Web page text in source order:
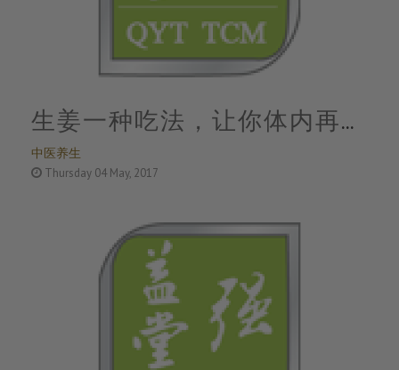
中医养生
生姜一种吃法，让你体内再无
湿毒，就是这么神奇
Thursday 04 May, 2017